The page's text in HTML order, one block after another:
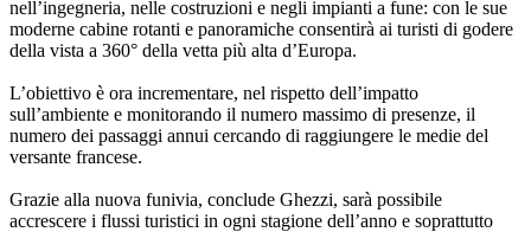
nell’ingegneria, nelle costruzioni e negli impianti a fune: con le sue
moderne cabine rotanti e panoramiche consentirà ai turisti di godere
della vista a 360° della vetta più alta d’Europa.
L’obiettivo è ora incrementare, nel rispetto dell’impatto
sull’ambiente e monitorando il numero massimo di presenze, il
numero dei passaggi annui cercando di raggiungere le medie del
versante francese.
Grazie alla nuova funivia, conclude Ghezzi, sarà possibile
accrescere i flussi turistici in ogni stagione dell’anno e soprattutto